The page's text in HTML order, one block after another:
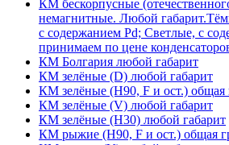
КМ бескорпусные
немагнитные. Любой
с содержанием Pd; Светлые, с
принимаем по цене
КМ Болгария любой габарит
КМ зелёные (D) любой габарит
КМ зелёные (H90, F и ост.) общая
КМ зелёные (V) любой габарит
КМ зелёные (Н30) любой габарит
КМ рыжие (H90, F и ост.) общая